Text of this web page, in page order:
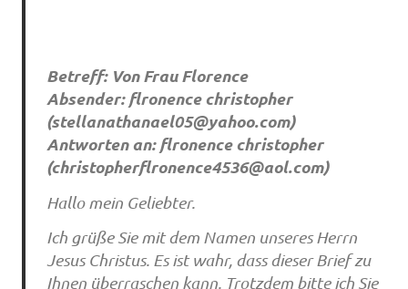
Betreff: Von Frau Florence
Absender: flronence christopher
(stellanathanael05@yahoo.com)
Antworten an: flronence christopher
(christopherflronence4536@aol.com)
Hallo mein Geliebter.
Ich grüße Sie mit dem Namen unseres Herrn
Jesus Christus. Es ist wahr, dass dieser Brief zu
Ihnen überraschen kann. Trotzdem bitte ich Sie